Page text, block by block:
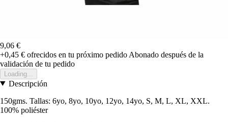
9,06 €
+0,45 € ofrecidos en tu próximo pedido Abonado después de la
validación de tu pedido
Loading...
Descripción
150gms. Tallas: 6yo, 8yo, 10yo, 12yo, 14yo, S, M, L, XL, XXL.
100% poliéster